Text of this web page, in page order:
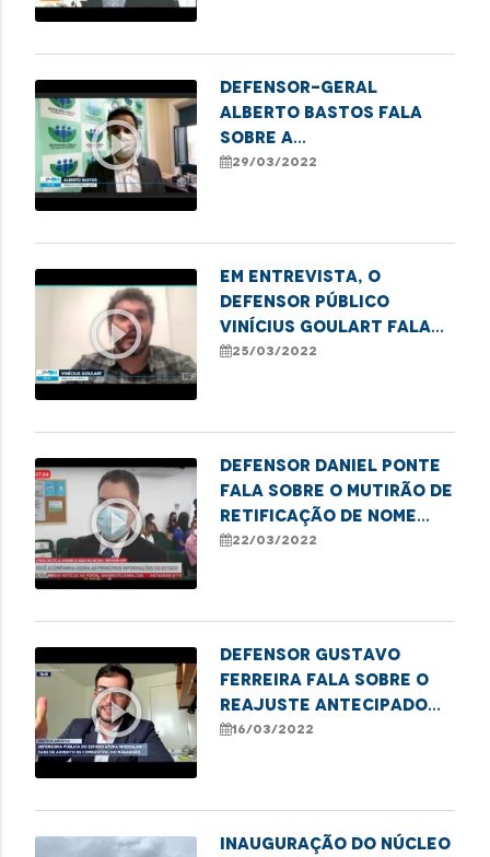
play_circle_outline
Defensor-geral
Alberto Bastos fala
sobre a
obrigatoriedade da
Defensoria
29/03/2022
play_circle_outline
Em entrevista, o
defensor público
Vinícius Goulart fala
sobre a atuação da DPE
por falta de
25/03/2022
play_circle_outline
Defensor Daniel Ponte
fala sobre o mutirão de
retificação de nome
social e gênero em
22/03/2022
play_circle_outline
Defensor Gustavo
Ferreira fala sobre o
reajuste antecipado
dos combustíveis em
16/03/2022
Inauguração do Núcleo